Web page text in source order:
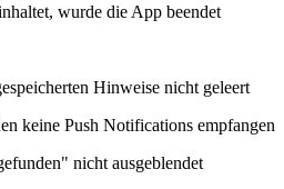
wurde die App beendet
Hinweise nicht geleert
keine Push Notifications empfangen
nicht ausgeblendet